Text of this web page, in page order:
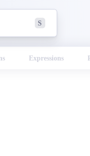
S
Expressions